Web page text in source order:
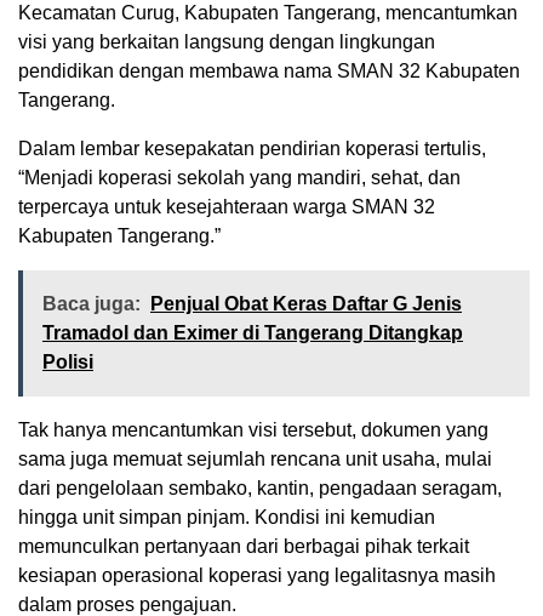
Kecamatan Curug, Kabupaten Tangerang, mencantumkan
visi yang berkaitan langsung dengan lingkungan
pendidikan dengan membawa nama SMAN 32 Kabupaten
Tangerang.
Dalam lembar kesepakatan pendirian koperasi tertulis,
“Menjadi koperasi sekolah yang mandiri, sehat, dan
terpercaya untuk kesejahteraan warga SMAN 32
Kabupaten Tangerang.”
Baca juga:
Penjual Obat Keras Daftar G Jenis
Tramadol dan Eximer di Tangerang Ditangkap
Polisi
Tak hanya mencantumkan visi tersebut, dokumen yang
sama juga memuat sejumlah rencana unit usaha, mulai
dari pengelolaan sembako, kantin, pengadaan seragam,
hingga unit simpan pinjam. Kondisi ini kemudian
memunculkan pertanyaan dari berbagai pihak terkait
kesiapan operasional koperasi yang legalitasnya masih
dalam proses pengajuan.